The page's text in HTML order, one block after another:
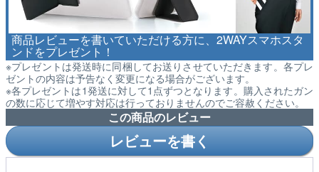
商品レビューを書いていただける方に、2WAYスマホスタ
ンドをプレゼント！
※プレゼントは発送時に同梱してお送りさせていただきます。各プレ
ゼントの内容は予告なく変更になる場合がございます。
※各プレゼントは1発送に対して1点ずつとなります。購入されたガン
の数に応じて増やす対応は行っておりませんのでご容赦ください。
この商品のレビュー
レビューを書く